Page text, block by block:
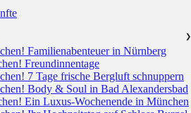
❯
Familienabenteuer in Nürnberg
Freundinnentage
7 Tage frische Bergluft schnuppern
Body & Soul in Bad Alexandersbad
Ein Luxus-Wochenende in München